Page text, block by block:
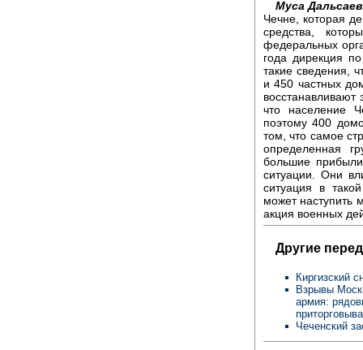
Муса
Чечне, которая
средства,
федеральных
года дирекция
такие сведения,
и 450 частных
что население
поэтому 400
том, что самое
определенная
большие
ситуации. Они
ситуация в
может наступить
акция военных
Другие
Киргизский
Взрывы
армия:
Чеченский